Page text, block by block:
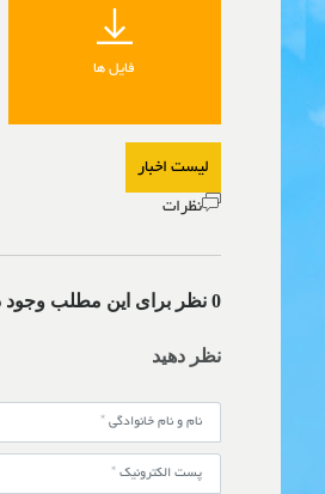
فایل ها
لیست اخبار
نظرات
0 نظر برای این مطلب وجود دارد
نظر دهید